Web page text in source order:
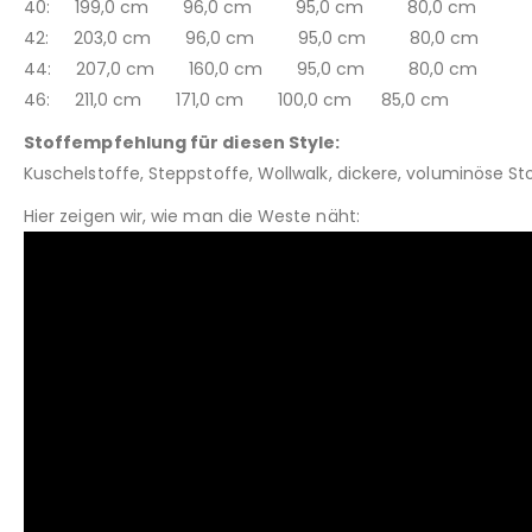
40: 199,0 cm 96,0 cm 95,0 cm 80,0 cm
42: 203,0 cm 96,0 cm 95,0 cm 80,0 cm
44: 207,0 cm 160,0 cm 95,0 cm 80,0 cm
46: 211,0 cm 171,0 cm 100,0 cm 85,0 cm
Stoffempfehlung für diesen Style:
Kuschelstoffe, Steppstoffe, Wollwalk, dickere, voluminöse
Hier zeigen wir, wie man die Weste näht: